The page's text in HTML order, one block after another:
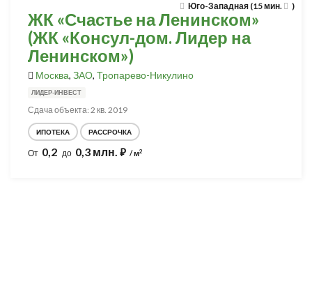
Юго-Западная (15 мин. )
ЖК «Счастье на Ленинском»
(ЖК «Консул-дом. Лидер на
Ленинском»)
Москва, ЗАО, Тропарево-Никулино
ЛИДЕР-ИНВЕСТ
Сдача объекта: 2 кв. 2019
ИПОТЕКА РАССРОЧКА
От 0,2 до 0,3 млн. ⃏ / м2